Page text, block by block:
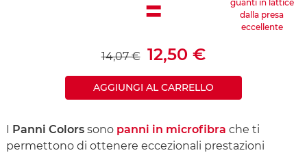
guanti in lattice
dalla presa
eccellente
=
14,07 € 12,50 €
AGGIUNGI AL CARRELLO
Panni Colors sono panni in microfibra che ti
permettono di ottenere eccezionali prestazioni